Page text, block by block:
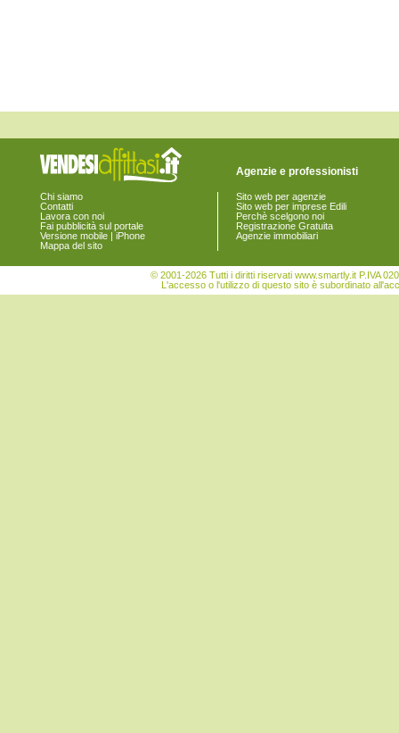
Santa Vittoria in Matenano
Servigliano
Torre San Patrizio
Chi siamo
Contatti
Lavora con noi
Fai pubblicità sul portale
Versione mobile | iPhone
Mappa del sito
Agenzie e professionisti
Sito web per agenzie
Sito web per imprese Edili
Perchè scelgono noi
Registrazione Gratuita
Agenzie immobiliari
© 2001-2026 Tutti i diritti riservati www.smartly.it P.IVA
L'accesso o l'utilizzo di questo sito è subordinato